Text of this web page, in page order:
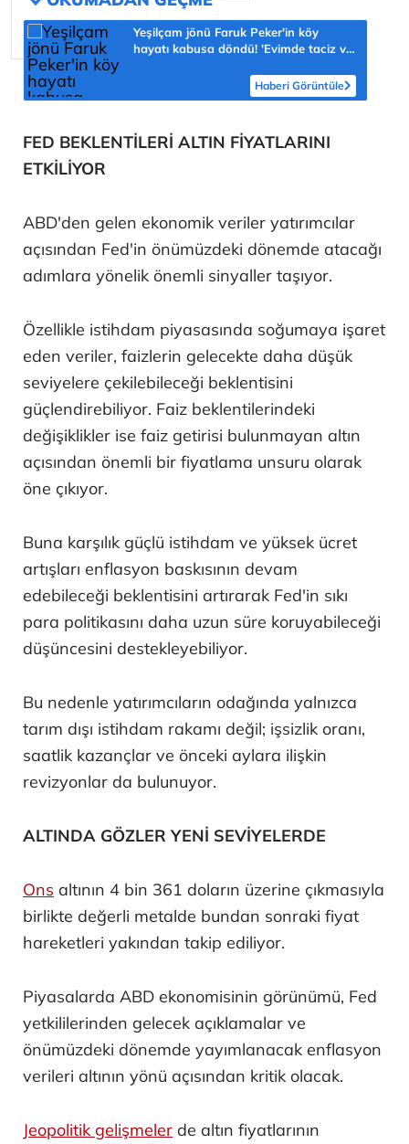
Yeşilçam jönü Faruk Peker'in köy
hayatı kabusa döndü! 'Evimde taciz ve
Haberi Görüntüle
FED BEKLENTİLERİ ALTIN FİYATLARINI
ETKİLİYOR
ABD'den gelen ekonomik veriler yatırımcılar
açısından Fed'in önümüzdeki dönemde atacağı
adımlara yönelik önemli sinyaller taşıyor.
Özellikle istihdam piyasasında soğumaya işaret
eden veriler, faizlerin gelecekte daha düşük
seviyelere çekilebileceği beklentisini
güçlendirebiliyor. Faiz beklentilerindeki
değişiklikler ise faiz getirisi bulunmayan altın
açısından önemli bir fiyatlama unsuru olarak
öne çıkıyor.
Buna karşılık güçlü istihdam ve yüksek ücret
artışları enflasyon baskısının devam
edebileceği beklentisini artırarak Fed'in sıkı
para politikasını daha uzun süre koruyabileceği
düşüncesini destekleyebiliyor.
Bu nedenle yatırımcıların odağında yalnızca
tarım dışı istihdam rakamı değil; işsizlik oranı,
saatlik kazançlar ve önceki aylara ilişkin
revizyonlar da bulunuyor.
ALTINDA GÖZLER YENİ SEVİYELERDE
Ons altının 4 bin 361 doların üzerine çıkmasıyla
birlikte değerli metalde bundan sonraki fiyat
hareketleri yakından takip ediliyor.
Piyasalarda ABD ekonomisinin görünümü, Fed
yetkililerinden gelecek açıklamalar ve
önümüzdeki dönemde yayımlanacak enflasyon
verileri altının yönü açısından kritik olacak.
Jeopolitik gelişmeler de altın fiyatlarının